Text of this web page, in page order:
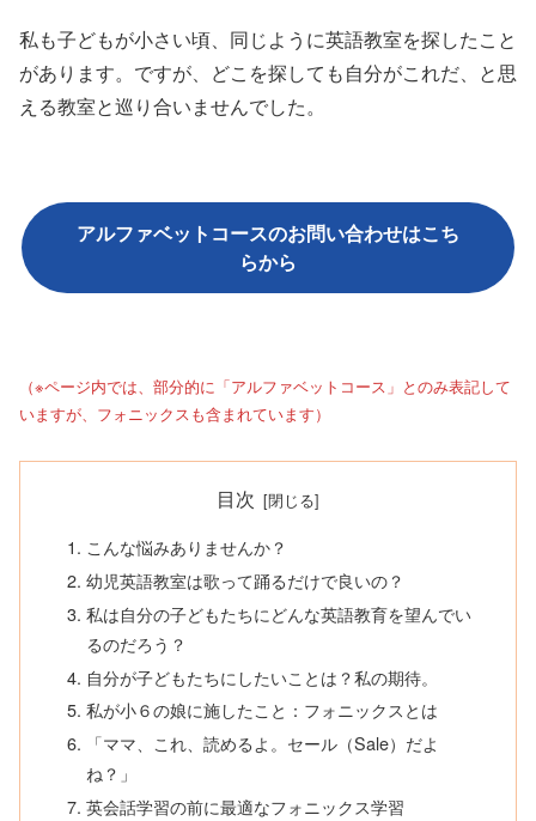
私も子どもが小さい頃、同じように英語教室を探したこと
があります。ですが、どこを探しても自分がこれだ、と思
える教室と巡り合いませんでした。
アルファベットコースのお問い合わせはこち
らから
（※ページ内では、部分的に「アルファベットコース」とのみ表記して
いますが、フォニックスも含まれています）
目次
こんな悩みありませんか？
幼児英語教室は歌って踊るだけで良いの？
私は自分の子どもたちにどんな英語教育を望んでい
るのだろう？
自分が子どもたちにしたいことは？私の期待。
私が小６の娘に施したこと：フォニックスとは
「ママ、これ、読めるよ。セール（Sale）だよ
ね？」
英会話学習の前に最適なフォニックス学習